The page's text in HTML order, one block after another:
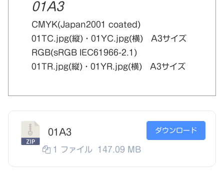
01A3
CMYK(Japan2001 coated)
01TC.jpg(縦)・01YC.jpg(横) A3サイズ
RGB(sRGB IEC61966-2.1)
01TR.jpg(縦)・01YR.jpg(横) A3サイズ
01A3
1 ファイル 147.09 MB
ダウンロード